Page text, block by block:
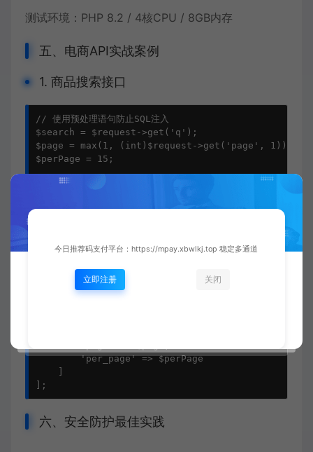
测试环境：PHP 8.2 / 4核CPU / 8GB内存
五、电商API实战案例
1. 商品搜索接口
// 使用预处理语句防止SQL注入
$search = $request->get('q');
$page = max(1, (int)$request->get('page', 1));
$perPage = 15;
$stmt = DB::prepare("
    FROM products
    LIMIT ? OFFSET ?
$stmt->execute(["%$search%", $perPage, ($page-
        'per_page' => $perPage
];
六、安全防护最佳实践
今日推荐码支付平台：https://mpay.xbwlkj.top 稳定多通道
立即注册 关闭